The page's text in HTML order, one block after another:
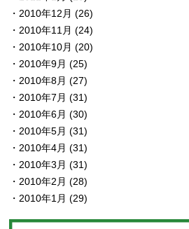
2010年12月 (26)
2010年11月 (24)
2010年10月 (20)
2010年9月 (25)
2010年8月 (27)
2010年7月 (31)
2010年6月 (30)
2010年5月 (31)
2010年4月 (31)
2010年3月 (31)
2010年2月 (28)
2010年1月 (29)